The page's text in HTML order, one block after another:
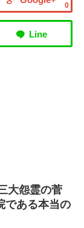
0
大怨霊の菅
である本当の